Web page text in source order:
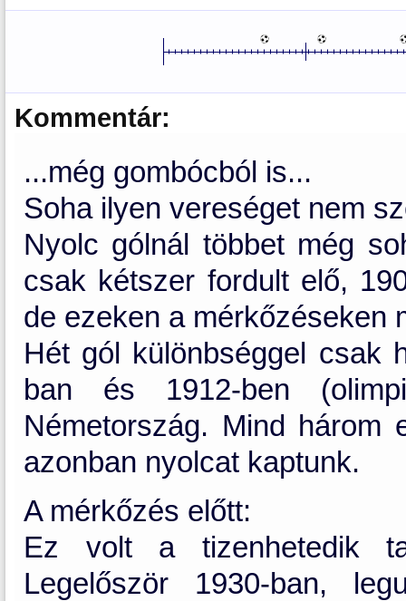
Kommentár:
...még gombócból is...
Soha ilyen vereséget nem
Nyolc gólnál többet még
csak kétszer fordult elő,
de ezeken a mérkőzéseken
Hét gól különbséggel csak
ban és 1912-ben
Németország. Mind három
azonban nyolcat kaptunk.
A mérkőzés előtt:
Ez volt a tizenhetedik
Legelőször 1930-ban,